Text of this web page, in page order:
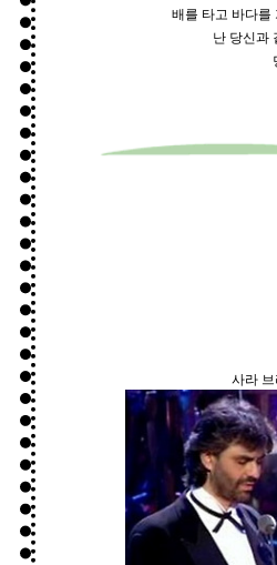
배를 타고 바다를
난 당신과
사라